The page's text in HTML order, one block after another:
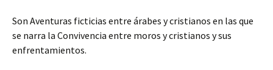
Son Aventuras ficticias entre árabes y cristianos en las que
se narra la Convivencia entre moros y cristianos y sus
enfrentamientos.